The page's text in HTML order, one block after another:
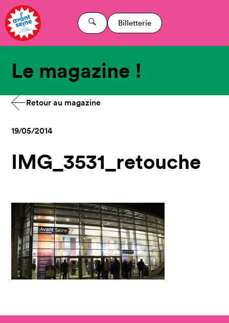
Billetterie
Le magazine !
Retour au magazine
19/05/2014
IMG_3531_retouche